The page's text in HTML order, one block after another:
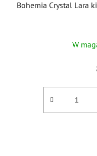
Bohemia Crystal Lara
W